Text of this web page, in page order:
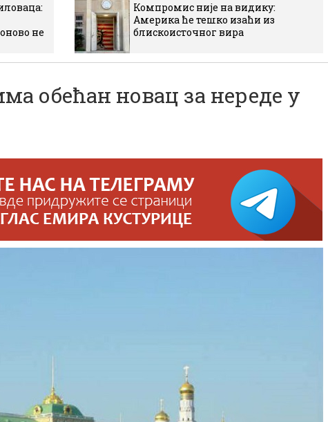
не
Компромис није на видику:
Америка ће тешко изаћи из
блискоисточног вира
обећан новац за нереде у